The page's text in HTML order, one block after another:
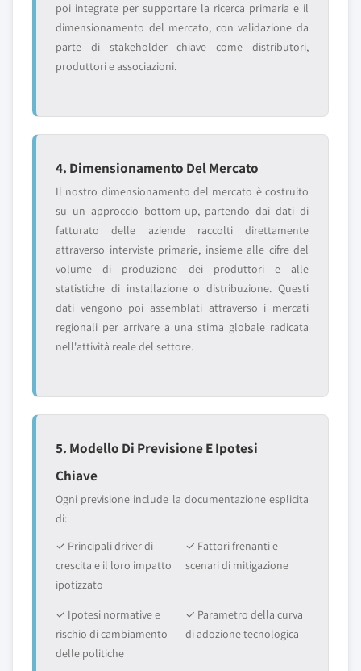
poi integrate per supportare la ricerca primaria e il
dimensionamento del mercato, con validazione da
parte di stakeholder chiave come distributori,
produttori e associazioni.
4. Dimensionamento Del Mercato
Il nostro dimensionamento del mercato è costruito
su un approccio bottom-up, partendo dai dati di
fatturato delle aziende raccolti direttamente
attraverso interviste primarie, insieme alle cifre del
volume di produzione dei produttori e alle
statistiche di installazione o distribuzione. Questi
dati vengono poi assemblati attraverso i mercati
regionali per arrivare a una stima globale radicata
nell'attività reale del settore.
5. Modello Di Previsione E Ipotesi
Chiave
Ogni previsione include la documentazione esplicita
di:
✓ Principali driver di
crescita e il loro impatto
ipotizzato
✓ Fattori frenanti e
scenari di mitigazione
✓ Ipotesi normative e
rischio di cambiamento
delle politiche
✓ Parametro della curva
di adozione tecnologica